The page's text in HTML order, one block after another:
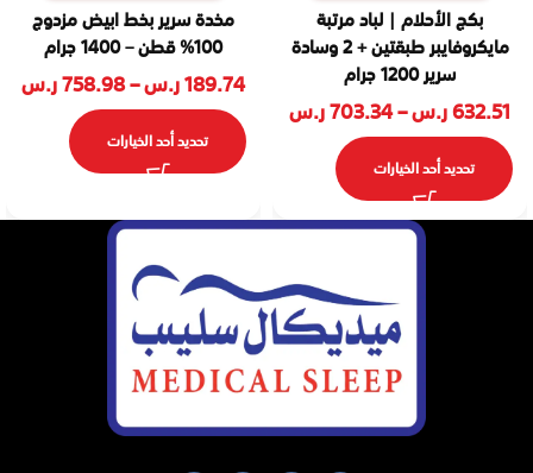
بكج الأحلام | لباد مرتبة
مايكروفايبر طبقتين + 2 وسادة
سرير 1200 جرام
632.51ر.س–
703.34ر.س
تحديد أحد الخيارات
مخدة سرير بخط ابيض مزدوج
100% قطن – 1400 جرام
189.74ر.س–
758.98ر.س
تحديد أحد الخيارات